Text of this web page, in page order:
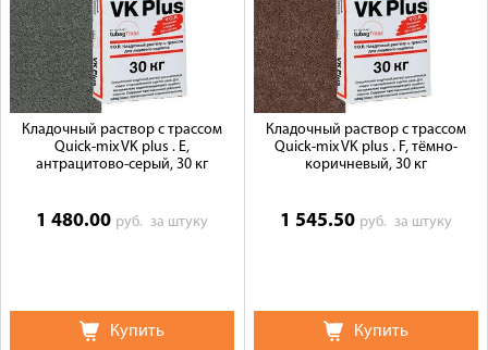
Кладочный раствор с трассом
Quick-mix VK plus . E,
антрацитово-серый, 30 кг
1 480.00 руб.за штуку
Купить
Кладочный раствор с трассом
Quick-mix VK plus . F, тёмно-
коричневый, 30 кг
1 545.50 руб. за штуку
Купить